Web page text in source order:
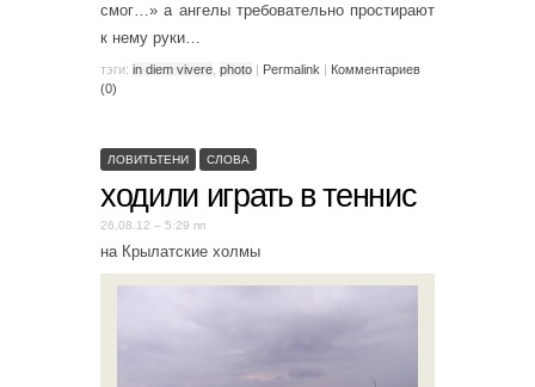
смог…» а ангелы требовательно простирают
к нему руки…
тэги: in diem vivere photo | Permalink | Комментариев
(0)
ЛОВИТЬТЕНИ СЛОВА
ходили играть в теннис
26.08.12 – 5:29 пп
на Крылатские холмы